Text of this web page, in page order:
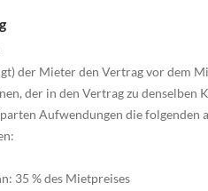
der Mieter den Vertrag vor dem
der in den Vertrag zu
Aufwendungen die folgenden
35 % des Mietpreises